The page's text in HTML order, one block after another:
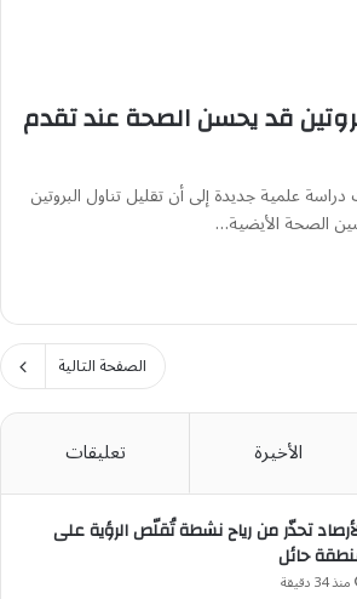
قد يحسن الصحة عند تقدم
علمية جديدة إلى أن تقليل تناول البروتين
الصحة الأيضية…
الصفحة التالية
الأخيرة تعليقات
تحذّر من رياح نشطة تُقلّص الرؤية على
حائل
منذ 34 دقيقة